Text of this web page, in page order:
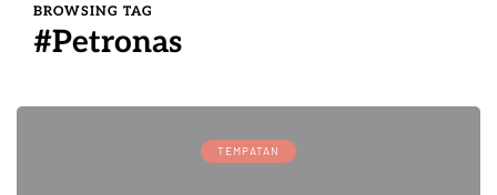
BROWSING TAG
#Petronas
TEMPATAN